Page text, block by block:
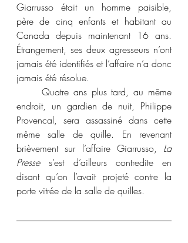
Giarrusso était un homme paisible,
père de cinq enfants et habitant au
Canada depuis maintenant 16 ans.
Étrangement, ses deux agresseurs n’ont
jamais été identifiés et l’affaire n’a donc
jamais été résolue.
endroit, un gardien de nuit, Philippe
Provencal, sera assassiné dans cette
même salle de quille. En revenant
brièvement sur l’affaire Giarrusso, La
Presse s’est d’ailleurs contredite en
disant qu’on l’avait projeté contre la
porte vitrée de la salle de quilles.